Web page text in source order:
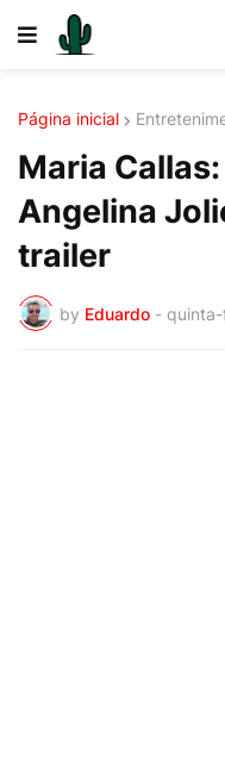
Página inicial
Maria
Angelina
trailer
by Eduardo -